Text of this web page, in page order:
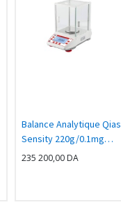
Balance Analytique Qias
Sensity 220g/0.1mg
Calibration Externe
235 200,00DA